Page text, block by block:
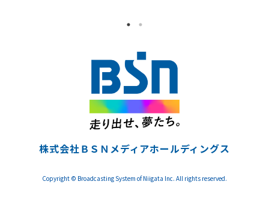
株式会社ＢＳＮメディアホールディングス
Copyright © Broadcasting System of Niigata Inc. All rights reserved.